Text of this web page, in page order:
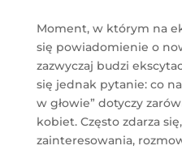
Moment, w którym na
się powiadomienie o
zazwyczaj budzi
się jednak pytanie: co
w głowie” dotyczy
kobiet. Często zdarza
zainteresowania,